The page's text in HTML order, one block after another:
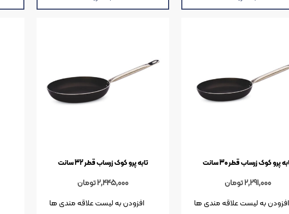
پرو کوک زرساب قطر 30 سانت
2,291,000تومان
افزودن به لیست علاقه مندی ها
تابه پرو کوک زرساب قطر 32 سانت
2,445,000تومان
افزودن به لیست علاقه مندی ها